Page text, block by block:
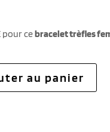
pour cebracelet trèfles
au panier